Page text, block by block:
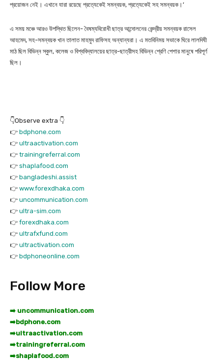
প্রয়োজন নেই। এখানে যারা রয়েছে প্রত্যেকেই সমন্বয়ক, প্রত্যেকেই সহ সমন্বয়ক।’
এ সময় মঞ্চে আরও উপস্থিত ছিলেন- বৈষম্যবিরোধী ছাত্র আন্দোলনের কেন্দ্রীয় সমন্বয়ক রাসেল
আহমেদ, সহ-সমন্বয়ক খান তালাত মাহমুদ রাফিসহ অন্যান্যরা। এ মতবিনিময় সভাকে ঘিরে লালদিঘী
মাঠ ছিল বিভিন্ন স্কুল, কলেজ ও বিশ্ববিদ্যালয়ের ছাত্র-ছাত্রীসহ বিভিন্ন শ্রেণি পেশার মানুষে পরিপূর্ণ
ছিল।
👇Observe extra 👇
👉 bdphone.com
👉 ultraactivation.com
👉 trainingreferral.com
👉 shaplafood.com
👉 bangladeshi.assist
👉 www.forexdhaka.com
👉 uncommunication.com
👉 ultra-sim.com
👉 forexdhaka.com
👉 ultrafxfund.com
👉 ultractivation.com
👉 bdphoneonline.com
Follow More
➡️ uncommunication.com
➡️bdphone.com
➡️ultraactivation.com
➡️trainingreferral.com
➡️shaplafood.com